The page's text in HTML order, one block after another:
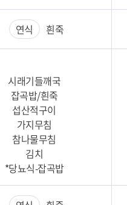
연식 흰죽
시래기들깨국
잡곡밥/흰죽
섭산적구이
가지무침
참나물무침
김치
*당뇨식-잡곡밥